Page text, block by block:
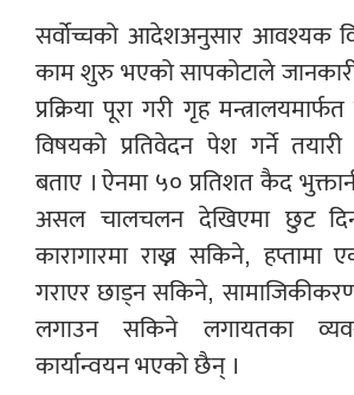
सर्वोच्चको आदेशअनुसार आवश्यक
काम शुरु भएको सापकोटाले
प्रक्रिया पूरा गरी गृह
विषयको प्रतिवेदन पेश गर्ने
बताए । ऐनमा ५० प्रतिशत कैद
असल चालचलन देखिएमा छुट
कारागारमा राख्न सकिने, हप्तामा
गराएर छाड्न सकिने,
लगाउन सकिने लगायतका
कार्यान्वयन भएको छैन् ।